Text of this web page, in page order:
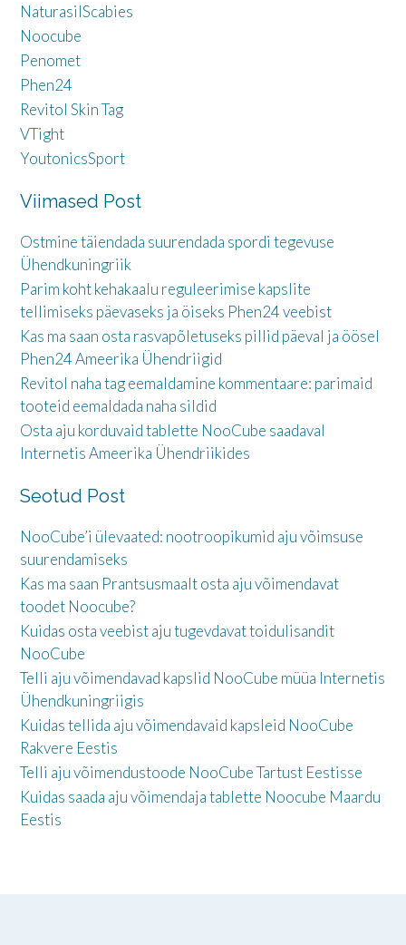
NaturasilScabies
Noocube
Penomet
Phen24
Revitol Skin Tag
VTight
YoutonicsSport
Viimased Post
Ostmine täiendada suurendada spordi tegevuse
Ühendkuningriik
Parim koht kehakaalu reguleerimise kapslite
tellimiseks päevaseks ja öiseks Phen24 veebist
Kas ma saan osta rasvapõletuseks pillid päeval ja öösel
Phen24 Ameerika Ühendriigid
Revitol naha tag eemaldamine kommentaare: parimaid
tooteid eemaldada naha sildid
Osta aju korduvaid tablette NooCube saadaval
Internetis Ameerika Ühendriikides
Seotud Post
NooCube’i ülevaated: nootroopikumid aju võimsuse
suurendamiseks
Kas ma saan Prantsusmaalt osta aju võimendavat
toodet Noocube?
Kuidas osta veebist aju tugevdavat toidulisandit
NooCube
Telli aju võimendavad kapslid NooCube müüa Internetis
Ühendkuningriigis
Kuidas tellida aju võimendavaid kapsleid NooCube
Rakvere Eestis
Telli aju võimendustoode NooCube Tartust Eestisse
Kuidas saada aju võimendaja tablette Noocube Maardu
Eestis